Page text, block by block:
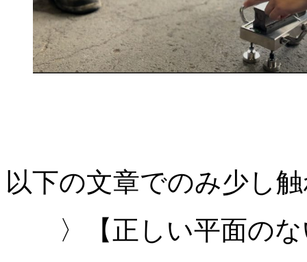
以下の文章でのみ少し
〉【正しい平面のな